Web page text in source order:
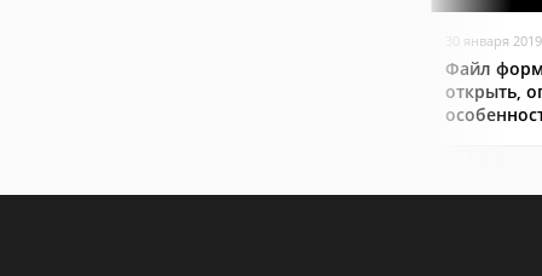
30 января 2019
Файл
открыть,